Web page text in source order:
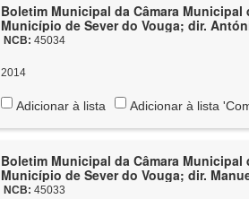
Boletim Municipal da Câmara Municipal
Município de Sever do Vouga; dir.
NCB:45034
2014
Adicionar à lista Adicionar à lista
Boletim Municipal da Câmara Municipal
Município de Sever do Vouga; dir.
NCB:45033